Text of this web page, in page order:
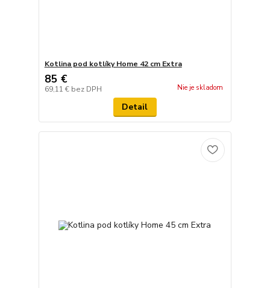
Kotlina pod kotlíky Home 42 cm Extra
85 €
69,11 € bez DPH Nie je skladom
Detail